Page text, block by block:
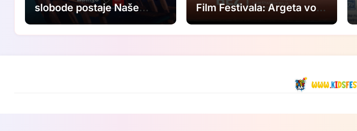
slobode postaje Naše
mjesto – Bingo Ljetno kino
Tuzla
Film Festivala: Argeta voli
Sarajevo Film Festival.
Ljubav kao u filmovima.